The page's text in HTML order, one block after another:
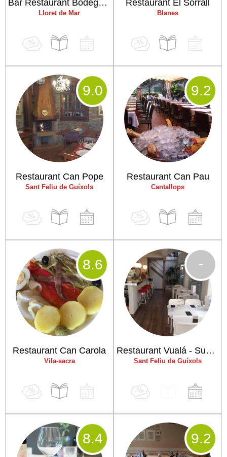
Bar Restaurant Bodega Granada
Lloret de Mar
Restaurant El Sorrall
Blanes
Restaurant Can Pope
Sant Feliu de Guíxols
9.0
Restaurant Can Pau
Cantallops
9.2
Restaurant Can Carola
Vila-sacra
8.6
Restaurant Vualá - Sushi House
Sant Feliu de Guíxols
-
8.4 9.2